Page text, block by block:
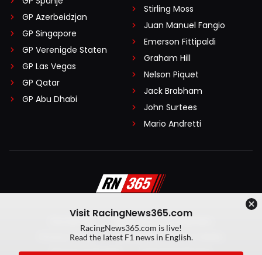
GP Azerbeidzjan
GP Singapore
GP Verenigde Staten
GP Las Vegas
GP Qatar
GP Abu Dhabi
Stirling Moss
Juan Manuel Fangio
Emerson Fittipaldi
Graham Hill
Nelson Piquet
Jack Brabham
John Surtees
Mario Andretti
Algemene voorwaarden
Privacy Policy
Created by On Your Marks
Privacy manager
Kansspeluitingen
Visit RacingNews365.com
RacingNews365.com is live!
Read the latest F1 news in English.